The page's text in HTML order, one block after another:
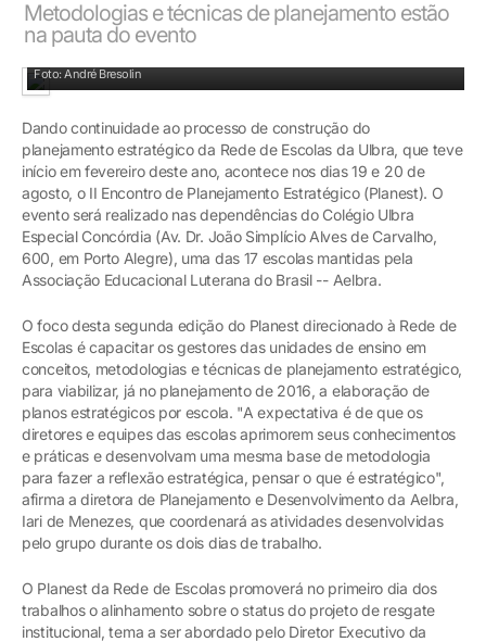
Metodologias e técnicas de planejamento estão
na pauta do evento
Foto: André Bresolin
Dando continuidade ao processo de construção do
planejamento estratégico da Rede de Escolas da Ulbra, que teve
início em fevereiro deste ano, acontece nos dias 19 e 20 de
agosto, o II Encontro de Planejamento Estratégico (Planest). O
evento será realizado nas dependências do Colégio Ulbra
Especial Concórdia (Av. Dr. João Simplício Alves de Carvalho,
600, em Porto Alegre), uma das 17 escolas mantidas pela
Associação Educacional Luterana do Brasil -- Aelbra.
O foco desta segunda edição do Planest direcionado à Rede de
Escolas é capacitar os gestores das unidades de ensino em
conceitos, metodologias e técnicas de planejamento estratégico,
para viabilizar, já no planejamento de 2016, a elaboração de
planos estratégicos por escola. "A expectativa é de que os
diretores e equipes das escolas aprimorem seus conhecimentos
e práticas e desenvolvam uma mesma base de metodologia
para fazer a reflexão estratégica, pensar o que é estratégico",
afirma a diretora de Planejamento e Desenvolvimento da Aelbra,
Iari de Menezes, que coordenará as atividades desenvolvidas
pelo grupo durante os dois dias de trabalho.
O Planest da Rede de Escolas promoverá no primeiro dia dos
trabalhos o alinhamento sobre o status do projeto de resgate
institucional, tema a ser abordado pelo Diretor Executivo da